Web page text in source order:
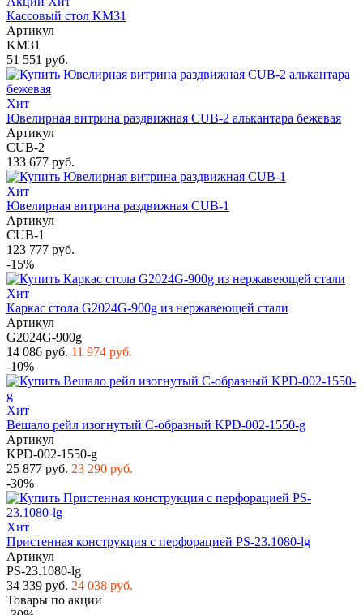
Кассовый стол KM31
Артикул
KM31
51 551 руб.
Хит
Ювелирная витрина раздвижная CUB-2 алькантара бежевая
Артикул
CUB-2
133 677 руб.
Хит
Ювелирная витрина раздвижная CUB-1
Артикул
CUB-1
123 777 руб.
-15%
Хит
Каркас стола G2024G-900g из нержавеющей стали
Артикул
G2024G-900g
14 086 руб. 11 974 руб.
-10%
Хит
Вешало рейл изогнутый С-образный KPD-002-1550-g
Артикул
KPD-002-1550-g
25 877 руб. 23 290 руб.
-30%
Хит
Пристенная конструкция с перфорацией PS-23.1080-lg
Артикул
PS-23.1080-lg
34 339 руб. 24 038 руб.
Товары по акции